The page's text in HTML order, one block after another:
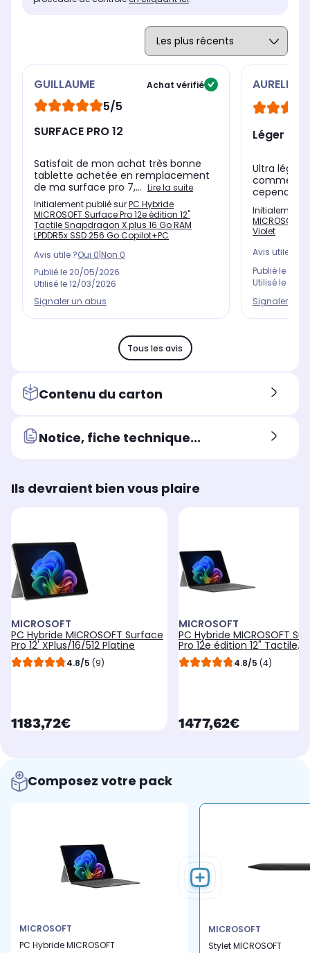
GUILLAUME Achat vérifié
5/5
SURFACE PRO 12
Satisfait de mon achat très bonne
tablette achetée en remplacement
de ma surface pro 7,... Lire la suite
Initialement publié surPC Hybride
MICROSOFT Surface Pro 12e édition 12"
Tactile Snapdragon X plus 16 Go RAM
LPDDR5x SSD 256 Go Copilot+PC
Avis utile ?Oui 0|Non 0
Publié le 20/05/2026
Utilisé le12/03/2026
Signaler un abus
AURELIE
Léger
Ultra léger,
comme les
cependant
Initialement
MICROSOFT
Violet
Avis utile ?
Publié le
Utilisé le
Signaler un
Tous les avis
Contenu du carton
Notice, fiche technique...
Ils devraient bien vous plaire
MICROSOFT
PC Hybride MICROSOFT Surface
Pro 12' XPlus/16/512 Platine
4.8/5 (9)
currentPrice
1183,72€
MICROSOFT
PC Hybride MICROSOFT
Pro 12e édition 12" Tactile
Snapdragon X plus 16 Go
LPDDR5x SSD 256 Go
4.8/5 (4)
currentPrice
1477,62€
Composez votre pack
MICROSOFT
PC Hybride MICROSOFT
MICROSOFT
Stylet MICROSOFT